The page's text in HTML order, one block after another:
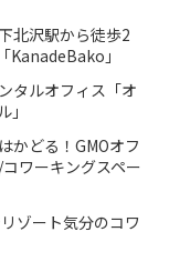
北沢駅から徒歩2
KanadeBako」
タルオフィス「オ
かどる！GMOオフ
ワーキングスペー
ゾート気分のコワ